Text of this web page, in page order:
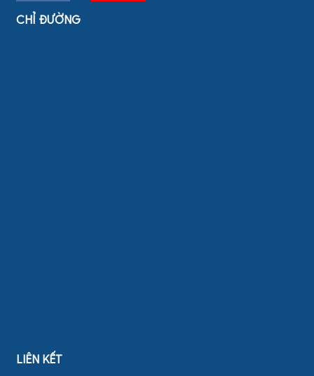
CHỈ ĐƯỜNG
LIÊN KẾT